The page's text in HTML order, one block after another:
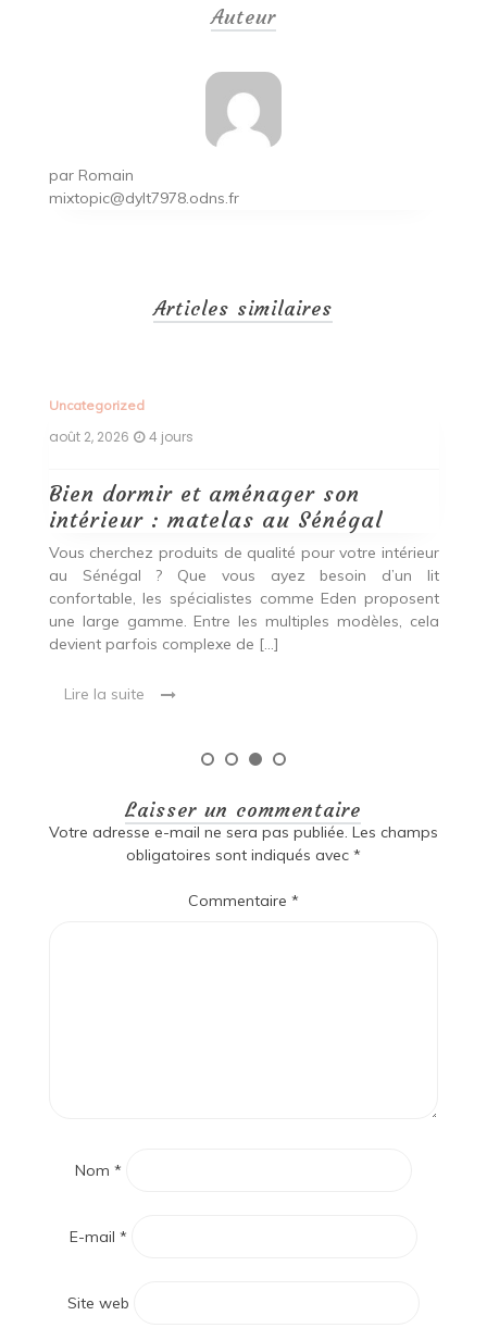
Auteur
par Romain
mixtopic@dylt7978.odns.fr
Articles similaires
Uncategorized
août 2, 2026 4 jours
Bien dormir et aménager son
intérieur : matelas au Sénégal
Vous cherchez produits de qualité pour votre intérieur
au Sénégal ? Que vous ayez besoin d’un lit
confortable, les spécialistes comme Eden proposent
une large gamme. Entre les multiples modèles, cela
devient parfois complexe de […]
Lire la suite
Laisser un commentaire
Votre adresse e-mail ne sera pas publiée. Les champs
obligatoires sont indiqués avec *
Commentaire *
Nom *
E-mail *
Site web